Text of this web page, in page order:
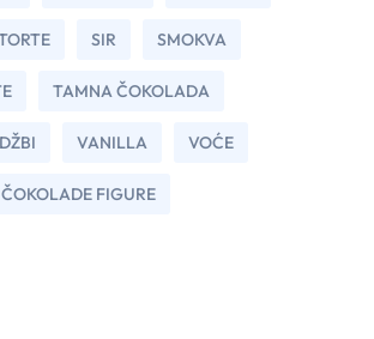
SIR SMOKVA
TAMNA ČOKOLADA
VANILLA VOĆE
ČOKOLADE FIGURE